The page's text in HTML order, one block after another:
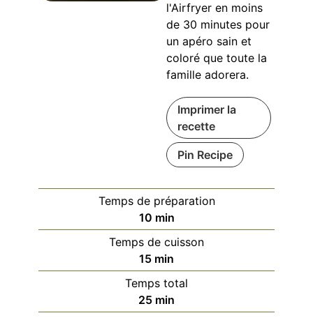
l'Airfryer en moins
de 30 minutes pour
un apéro sain et
coloré que toute la
famille adorera.
Imprimer la
recette
Pin Recipe
Temps de préparation
10minutes
min
Temps de cuisson
15minutes
min
Temps total
25minutes
min